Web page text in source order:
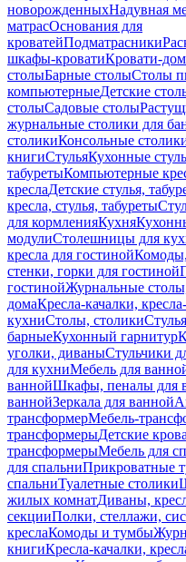
новорожденныхНадувная
матрасОснования для
кроватейПодматрасники
шкафы-кроватиКровати-
столыБарные столыСтолы
компьютерныеДетские
столыСадовые столы
журнальные столики для
столикиКонсольные
книгиСтульяКухонные
табуретыКомпьютерные
креслаДетские стулья,
кресла, стулья, табуреты
для кормленияКухня
модулиСтолешницы для
кресла для гостиной
стенки, горки для гостиной
гостинойЖурнальные
домаКресла-качалки,
кухниСтолы, столики
барныеКухонный гарнитур
уголки, диваныСтульчики
для кухниМебель для
ваннойШкафы, пеналы для
ваннойЗеркала для ванной
трансформерМебель-
трансформерыДетские
трансформерыМебель для
для спальниПрикроватные
спальниТуалетные столики
жилых комнатДиваны,
секцииПолки, стеллажи,
креслаКомоды и тумбы
книгиКресла-качалки,